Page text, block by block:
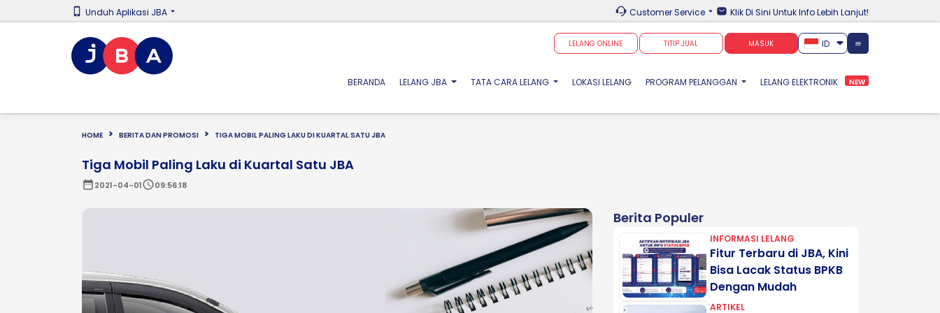
Unduh Aplikasi JBA Customer Service Klik Di Sini Untuk Info Lebih Lanjut!
LELANG ONLINE TITIP JUAL MASUK ID
BERANDA(CURRENT)
LELANG JBA TATA CARA LELANG LOKASI LELANG PROGRAM PELANGGAN LELANG ELEKTRONIK NEW
HOME BERITA DAN PROMOSI TIGA MOBIL PALING LAKU DI KUARTAL SATU JBA
Tiga Mobil Paling Laku di Kuartal Satu JBA
date_range2021-04-01schedule09:56:18
Berita Populer
INFORMASI LELANG
Fitur Terbaru di JBA, Kini
Bisa Lacak Status BPKB
Dengan Mudah
ARTIKEL